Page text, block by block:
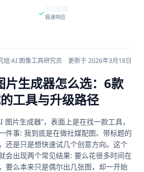
30s出图
极速响应
组·AI 图像工具研究员 更新于 2026年3月18日
生成器怎么选：6款
工具与升级路径
图片生成器”，表面上是在找一款工具，
件事: 我到底是在做社媒配图、带标题的
还是只是想快速试几个创意方向。这个
会出现两个常见结果: 要么花很多时间在
要么本来只是偶尔出几张图，却一开始